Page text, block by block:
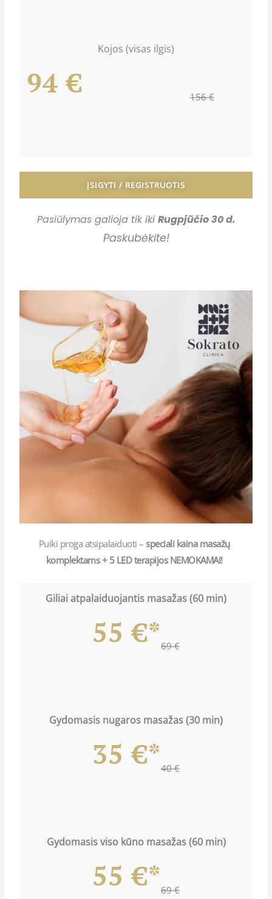
Kojos (visas ilgis)
94 € 156 €
ĮSIGYTI / REGISTRUOTIS
Pasiūlymas galioja tik iki Rugpjūčio 30 d.
Paskubėkite!
Puiki proga atsipalaiduoti –speciali kaina masažų
komplektams + 5 LED terapijos NEMOKAMAI!
Giliai atpalaiduojantis masažas (60 min)
55 €*69 €
Gydomasis nugaros masažas (30 min)
35 €*40 €
Gydomasis viso kūno masažas (60 min)
55 €*69 €